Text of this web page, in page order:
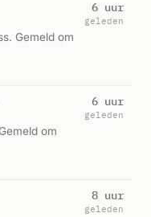
Gemeld om
6 uur
geleden
om
6 uur
geleden
8 uur
geleden